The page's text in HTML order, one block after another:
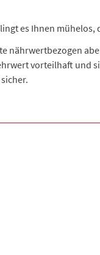
es Ihnen mühelos,
nährwertbezogen
vorteilhaft und